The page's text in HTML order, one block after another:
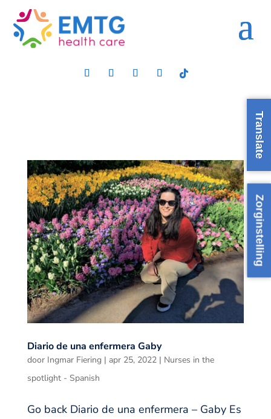
Zorginstelling
Diario de una enfermera Gaby
door Ingmar Fiering | apr 25, 2022| Nurses in the
spotlight - Spanish
Go back Diario de una enfermera – Gaby Es
Translate